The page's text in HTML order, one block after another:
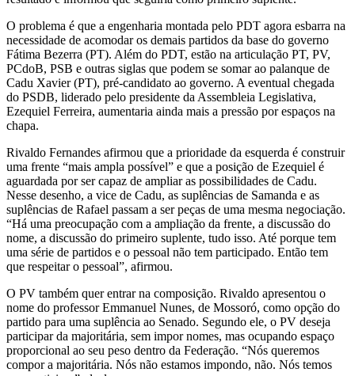
O problema é que a engenharia montada pelo PDT agora esbarra na
necessidade de acomodar os demais partidos da base do governo
Fátima Bezerra (PT). Além do PDT, estão na articulação PT, PV,
PCdoB, PSB e outras siglas que podem se somar ao palanque de
Cadu Xavier (PT), pré-candidato ao governo. A eventual chegada
do PSDB, liderado pelo presidente da Assembleia Legislativa,
Ezequiel Ferreira, aumentaria ainda mais a pressão por espaços na
chapa.
Rivaldo Fernandes afirmou que a prioridade da esquerda é construir
uma frente “mais ampla possível” e que a posição de Ezequiel é
aguardada por ser capaz de ampliar as possibilidades de Cadu.
Nesse desenho, a vice de Cadu, as suplências de Samanda e as
suplências de Rafael passam a ser peças de uma mesma negociação.
“Há uma preocupação com a ampliação da frente, a discussão do
nome, a discussão do primeiro suplente, tudo isso. Até porque tem
uma série de partidos e o pessoal não tem participado. Então tem
que respeitar o pessoal”, afirmou.
O PV também quer entrar na composição. Rivaldo apresentou o
nome do professor Emmanuel Nunes, de Mossoró, como opção do
partido para uma suplência ao Senado. Segundo ele, o PV deseja
participar da majoritária, sem impor nomes, mas ocupando espaço
proporcional ao seu peso dentro da Federação. “Nós queremos
compor a majoritária. Nós não estamos impondo, não. Nós temos